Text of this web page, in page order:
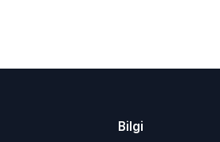
Bilgi